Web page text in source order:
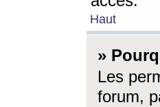
Haut
»
Les
forum,